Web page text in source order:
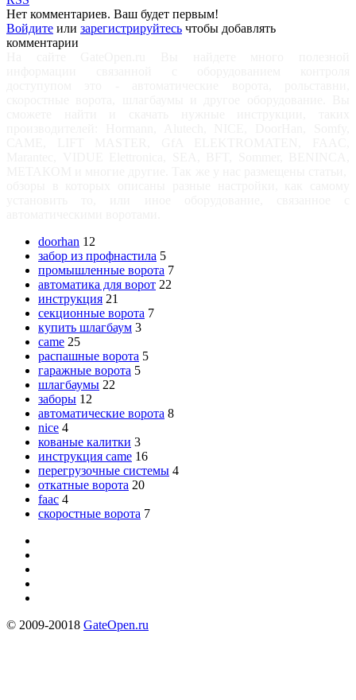
Нет комментариев. Ваш будет первым!
Войдите или зарегистрируйтесь чтобы добавлять
комментарии
doorhan 12
забор из профнастила 5
промышленные ворота 7
автоматика для ворот 22
инструкция 21
секционные ворота 7
купить шлагбаум 3
came 25
распашные ворота 5
гаражные ворота 5
шлагбаумы 22
заборы 12
автоматические ворота 8
nice 4
кованые калитки 3
инструкция came 16
перегрузочные системы 4
откатные ворота 20
faac 4
скоростные ворота 7
© 2009-20018 GateOpen.ru